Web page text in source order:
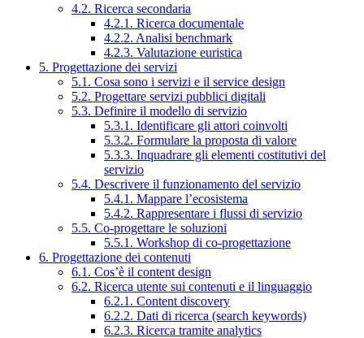
4.2. Ricerca secondaria
4.2.1. Ricerca documentale
4.2.2. Analisi benchmark
4.2.3. Valutazione euristica
5. Progettazione dei servizi
5.1. Cosa sono i servizi e il service design
5.2. Progettare servizi pubblici digitali
5.3. Definire il modello di servizio
5.3.1. Identificare gli attori coinvolti
5.3.2. Formulare la proposta di valore
5.3.3. Inquadrare gli elementi costitutivi del
servizio
5.4. Descrivere il funzionamento del servizio
5.4.1. Mappare l’ecosistema
5.4.2. Rappresentare i flussi di servizio
5.5. Co-progettare le soluzioni
5.5.1. Workshop di co-progettazione
6. Progettazione dei contenuti
6.1. Cos’è il content design
6.2. Ricerca utente sui contenuti e il linguaggio
6.2.1. Content discovery
6.2.2. Dati di ricerca (search keywords)
6.2.3. Ricerca tramite analytics